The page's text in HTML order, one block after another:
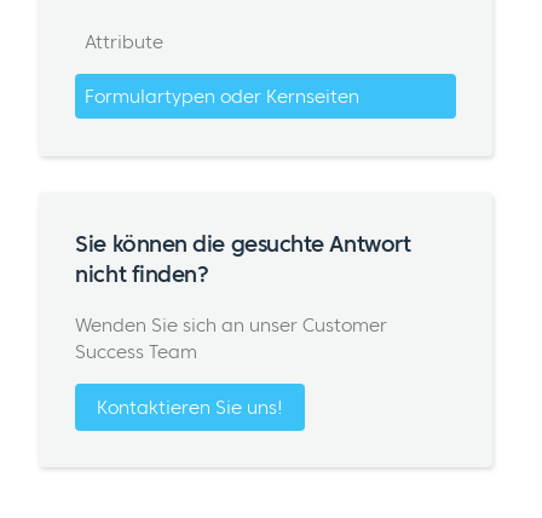
Attribute
Formulartypen oder Kernseiten
Sie können die gesuchte Antwort
nicht finden?
Wenden Sie sich an unser Customer
Success Team
Kontaktieren Sie uns!